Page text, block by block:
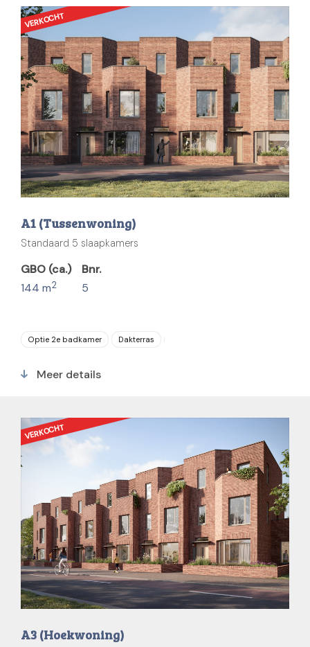
VERKOCHT
A1 (Tussenwoning)
Standaard 5 slaapkamers
GBO (ca.)
144 m2
Bnr.
5
Optie 2e badkamer Dakterras
Meer details
VERKOCHT
A3 (Hoekwoning)